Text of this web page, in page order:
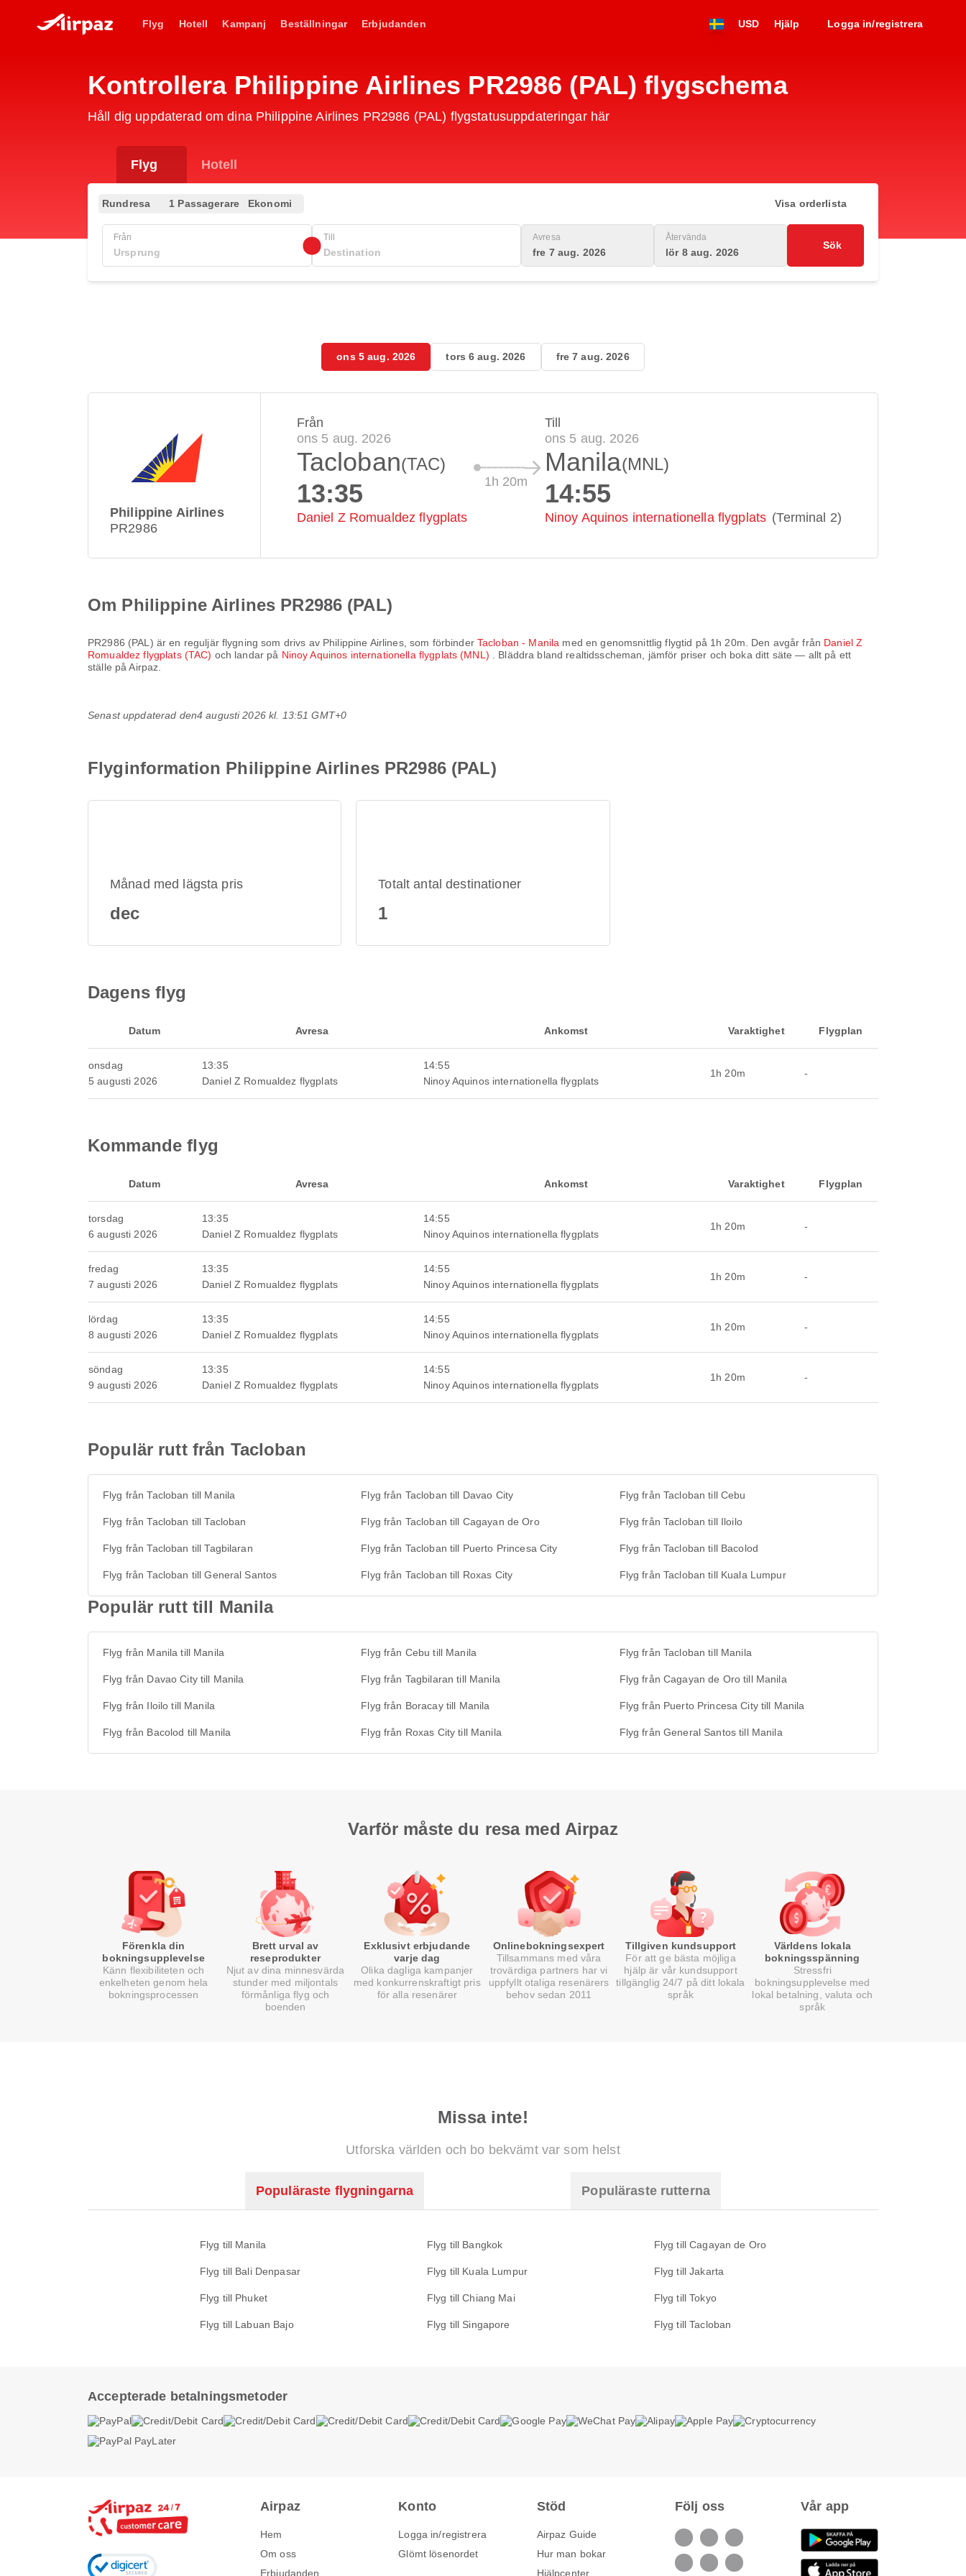
Flyg Hotell Kampanj Beställningar Erbjudanden USD Hjälp Logga in/registrera
Kontrollera Philippine Airlines PR2986 (PAL) flygschema
Håll dig uppdaterad om dina Philippine Airlines PR2986 (PAL) flygstatusuppdateringar här
Flyg Hotell
Rundresa 1 Passagerare Ekonomi Visa orderlista
Från Till Avresa
fre 7 aug. 2026
Återvända
lör 8 aug. 2026
Sök
ons 5 aug. 2026 tors 6 aug. 2026 fre 7 aug. 2026
Philippine Airlines
PR2986
Från
ons 5 aug. 2026
Tacloban(TAC)
13:35
Daniel Z Romualdez flygplats
1h 20m
Till
ons 5 aug. 2026
Manila(MNL)
14:55
Ninoy Aquinos internationella flygplats (Terminal 2)
Om Philippine Airlines PR2986 (PAL)
PR2986 (PAL ) är en reguljär flygning som drivs av Philippine Airlines, som förbinder Tacloban - Manila med en genomsnittlig flygtid på 1h 20m . Den avgår från Daniel Z
Romualdez flygplats (TAC) och landar på Ninoy Aquinos internationella flygplats (MNL)
. Bläddra bland realtidsscheman, jämför priser och boka ditt säte — allt på ett
ställe på Airpaz.
Senast uppdaterad den4 augusti 2026 kl. 13:51 GMT+0
Flyginformation Philippine Airlines PR2986 (PAL)
Månad med lägsta pris
dec
Totalt antal destinationer
1
Dagens flyg
Datum Avresa Ankomst Varaktighet Flygplan
onsdag
5 augusti 2026
13:35
Daniel Z Romualdez flygplats
14:55
Ninoy Aquinos internationella flygplats
1h 20m -
Kommande flyg
Datum Avresa Ankomst Varaktighet Flygplan
torsdag
6 augusti 2026
13:35
Daniel Z Romualdez flygplats
14:55
Ninoy Aquinos internationella flygplats
1h 20m -
fredag
7 augusti 2026
13:35
Daniel Z Romualdez flygplats
14:55
Ninoy Aquinos internationella flygplats
1h 20m -
lördag
8 augusti 2026
13:35
Daniel Z Romualdez flygplats
14:55
Ninoy Aquinos internationella flygplats
1h 20m -
söndag
9 augusti 2026
13:35
Daniel Z Romualdez flygplats
14:55
Ninoy Aquinos internationella flygplats
1h 20m -
Populär rutt från Tacloban
Flyg från Tacloban till Manila Flyg från Tacloban till Davao City Flyg från Tacloban till Cebu
Flyg från Tacloban till Tacloban Flyg från Tacloban till Cagayan de Oro Flyg från Tacloban till Iloilo
Flyg från Tacloban till Tagbilaran Flyg från Tacloban till Puerto Princesa City Flyg från Tacloban till Bacolod
Flyg från Tacloban till General Santos Flyg från Tacloban till Roxas City Flyg från Tacloban till Kuala Lumpur
Populär rutt till Manila
Flyg från Manila till Manila Flyg från Cebu till Manila Flyg från Tacloban till Manila
Flyg från Davao City till Manila Flyg från Tagbilaran till Manila Flyg från Cagayan de Oro till Manila
Flyg från Iloilo till Manila Flyg från Boracay till Manila Flyg från Puerto Princesa City till Manila
Flyg från Bacolod till Manila Flyg från Roxas City till Manila Flyg från General Santos till Manila
Varför måste du resa med Airpaz
Förenkla din
bokningsupplevelse
Känn flexibiliteten och
enkelheten genom hela
bokningsprocessen
Brett urval av
reseprodukter
Njut av dina minnesvärda
stunder med miljontals
förmånliga flyg och
boenden
Exklusivt erbjudande
varje dag
Olika dagliga kampanjer
med konkurrenskraftigt pris
för alla resenärer
Onlinebokningsexpert
Tillsammans med våra
trovärdiga partners har vi
uppfyllt otaliga resenärers
behov sedan 2011
Tillgiven kundsupport
För att ge bästa möjliga
hjälp är vår kundsupport
tillgänglig 24/7 på ditt lokala
språk
Världens lokala
bokningsspänning
Stressfri
bokningsupplevelse med
lokal betalning, valuta och
språk
Missa inte!
Utforska världen och bo bekvämt var som helst
Populäraste flygningarna Populäraste rutterna
Flyg till Manila Flyg till Bangkok Flyg till Cagayan de Oro
Flyg till Bali Denpasar Flyg till Kuala Lumpur Flyg till Jakarta
Flyg till Phuket Flyg till Chiang Mai Flyg till Tokyo
Flyg till Labuan Bajo Flyg till Singapore Flyg till Tacloban
Accepterade betalningsmetoder
Airpaz
Hem
Om oss
Erbjudanden
Konto
Logga in/registrera
Glömt lösenordet
Stöd
Airpaz Guide
Hur man bokar
Hjälpcenter
Följ oss Vår app